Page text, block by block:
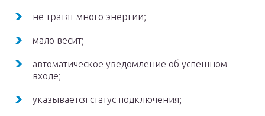
не тратят много энергии;
мало весит;
автоматическое уведомление об успешном
входе;
указывается статус подключения;